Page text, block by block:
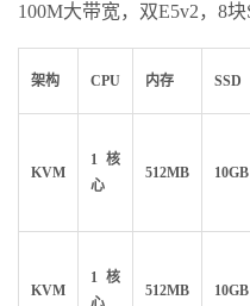
100M大带宽，双E5v2，8块
架构 CPU 内存 SSD
KVM
1核
心
512MB 10GB
KVM
1核
512MB 10GB